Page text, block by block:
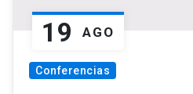
19 AGO
Conferencias